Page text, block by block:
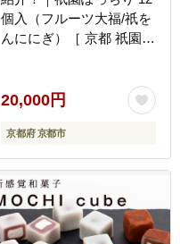
個入（フルーツ大福/祇を
んににぎ）［ 京都 祇園
だもの おいしい 可愛い
いちご あまおう ぶどう
栗 ギフト プレゼント 贈
答 お取り寄せ ］
20,000円
京都府 京都市